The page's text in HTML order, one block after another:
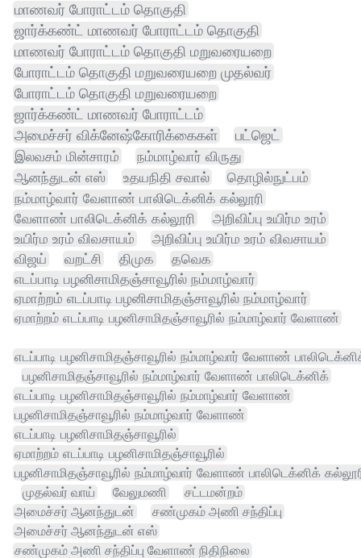
மாணவர் போராட்டம் தொகுதி
ஜார்க்கண்ட் மாணவர் போராட்டம் தொகுதி
மாணவர் போராட்டம் தொகுதி மறுவரையறை
போராட்டம் தொகுதி மறுவரையறை முதல்வர்
போராட்டம் தொகுதி மறுவரையறை
ஜார்க்கண்ட் மாணவர் போராட்டம்
அமைச்சர் விக்னேஷ்கோரிக்கைகள்
பட்ஜெட்
இலவசம் மின்சாரம்
நம்மாழ்வார் விருது
ஆனந்துடன் எஸ்
உதயநிதி சவால்
தொழில்நுட்பம்
நம்மாழ்வார் வேளாண் பாலிடெக்னிக் கல்லூரி
வேளாண் பாலிடெக்னிக் கல்லூரி
அறிவிப்பு உயிர்ம உரம்
உயிர்ம உரம் விவசாயம்
அறிவிப்பு உயிர்ம உரம் விவசாயம்
விஜய்
வறட்சி திமுக
தவெக
எடப்பாடி பழனிசாமிதஞ்சாவூரில் நம்மாழ்வார்
ஏமாற்றம் எடப்பாடி பழனிசாமிதஞ்சாவூரில் நம்மாழ்வார்
ஏமாற்றம் எடப்பாடி பழனிசாமிதஞ்சாவூரில் நம்மாழ்வார் வேளாண்
எடப்பாடி பழனிசாமிதஞ்சாவூரில் நம்மாழ்வார் வேளாண்
பழனிசாமிதஞ்சாவூரில் நம்மாழ்வார் வேளாண் பாலிடெக்னிக்
எடப்பாடி பழனிசாமிதஞ்சாவூரில் நம்மாழ்வார் வேளாண்
பழனிசாமிதஞ்சாவூரில் நம்மாழ்வார் வேளாண்
எடப்பாடி பழனிசாமிதஞ்சாவூரில்
ஏமாற்றம் எடப்பாடி பழனிசாமிதஞ்சாவூரில்
பழனிசாமிதஞ்சாவூரில் நம்மாழ்வார் வேளாண் பாலிடெக்னிக்
முதல்வர் வாய் வேலுமணி
சட்டமன்றம்
அமைச்சர் ஆனந்துடன்
சண்முகம் அணி சந்திப்பு
அமைச்சர் ஆனந்துடன் எஸ்
சண்முகம் அணி சந்திப்பு வேளாண் நிதிநிலை